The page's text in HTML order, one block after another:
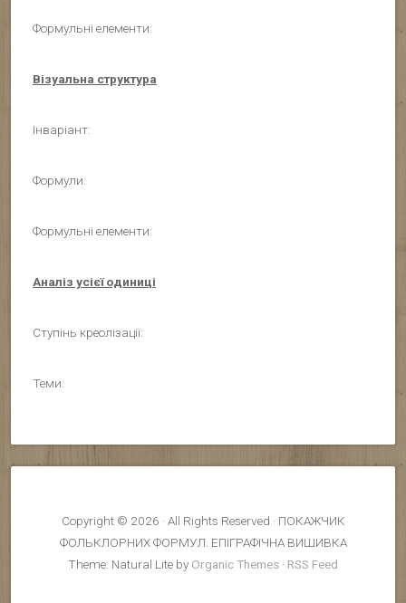
Формульні елементи:
Візуальна структура
Інваріант:
Формули:
Формульні елементи:
Аналіз усієї одиниці
Ступінь креолізації:
Теми:
Copyright © 2026 · All Rights Reserved · ПОКАЖЧИК
ФОЛЬКЛОРНИХ ФОРМУЛ. ЕПІГРАФІЧНА ВИШИВКА
Theme: Natural Lite by Organic Themes · RSS Feed